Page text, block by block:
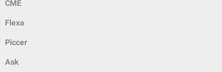
CME
Flexa
Piccer
Ask